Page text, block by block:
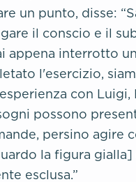
un punto, disse:
il conscio e il
appena interrotto
l'esercizio,
con
possono
persino agire
la figura gialla]
esclusa.”